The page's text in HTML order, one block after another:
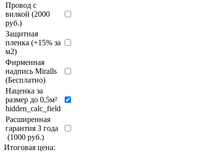
Провод с
вилкой (2000
руб.)
Защитная
пленка (+15% за
м2)
Фирменная
надпись Miralls
(Бесплатно)
Наценка за
размер до 0,5м²
hidden_calc_field
Расширенная
гарантия 3 года
(1000 руб.)
Итоговая цена: